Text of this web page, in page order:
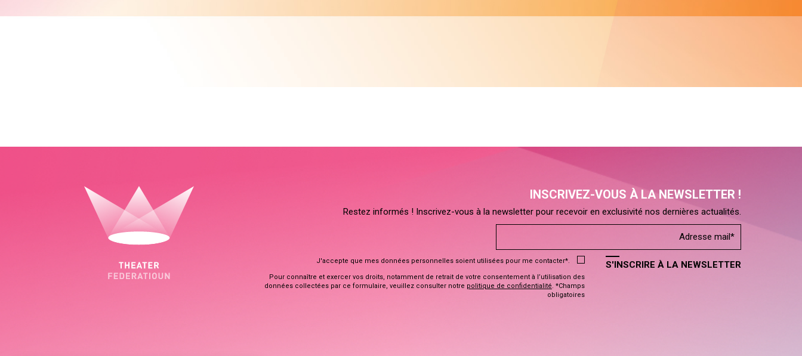
INSCRIVEZ-VOUS À LA NEWSLETTER !
Restez informés ! Inscrivez-vous à la newsletter pour recevoir en exclusivité nos dernières actualités.
J'accepte que mes données personnelles soient utilisées pour me contacter*.
Pour connaître et exercer vos droits, notamment de retrait de votre consentement à l’utilisation des
données collectées par ce formulaire, veuillez consulter notre politique de confidentialité. *Champs
obligatoires
S'INSCRIRE À LA NEWSLETTER